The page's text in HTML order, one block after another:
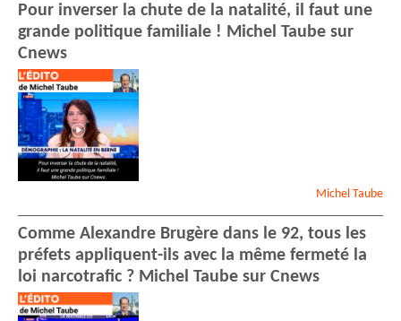
Pour inverser la chute de la natalité, il faut une
grande politique familiale ! Michel Taube sur
Cnews
Michel Taube
Comme Alexandre Brugère dans le 92, tous les
préfets appliquent-ils avec la même fermeté la
loi narcotrafic ? Michel Taube sur Cnews